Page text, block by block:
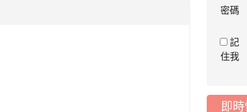
密碼
記
住我
即
115
服務
2026-
五年
公告